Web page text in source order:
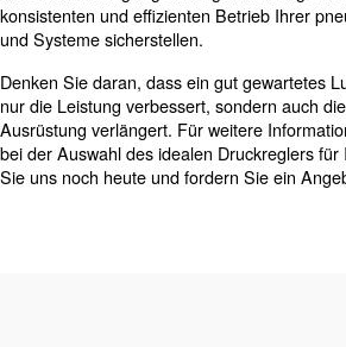
Korrekte Auswahl des Reglers:
die Durchflussrate des Systems
Versorgungsdruck verwalten:
nacheinander, um Druckanstiege
Komponenten beschädigen können.